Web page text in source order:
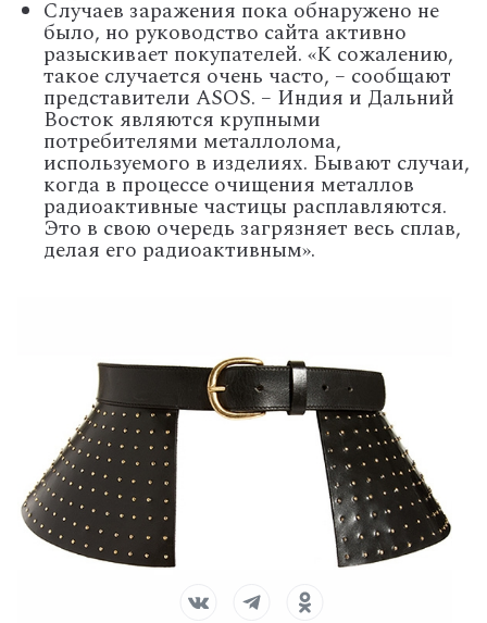
Случаев заражения пока обнаружено не
было, но руководство сайта активно
разыскивает покупателей. «К сожалению,
такое случается очень часто, – сообщают
представители ASOS. – Индия и Дальний
Восток являются крупными
потребителями металлолома,
используемого в изделиях. Бывают случаи,
когда в процессе очищения металлов
радиоактивные частицы расплавляются.
Это в свою очередь загрязняет весь сплав,
делая его радиоактивным».